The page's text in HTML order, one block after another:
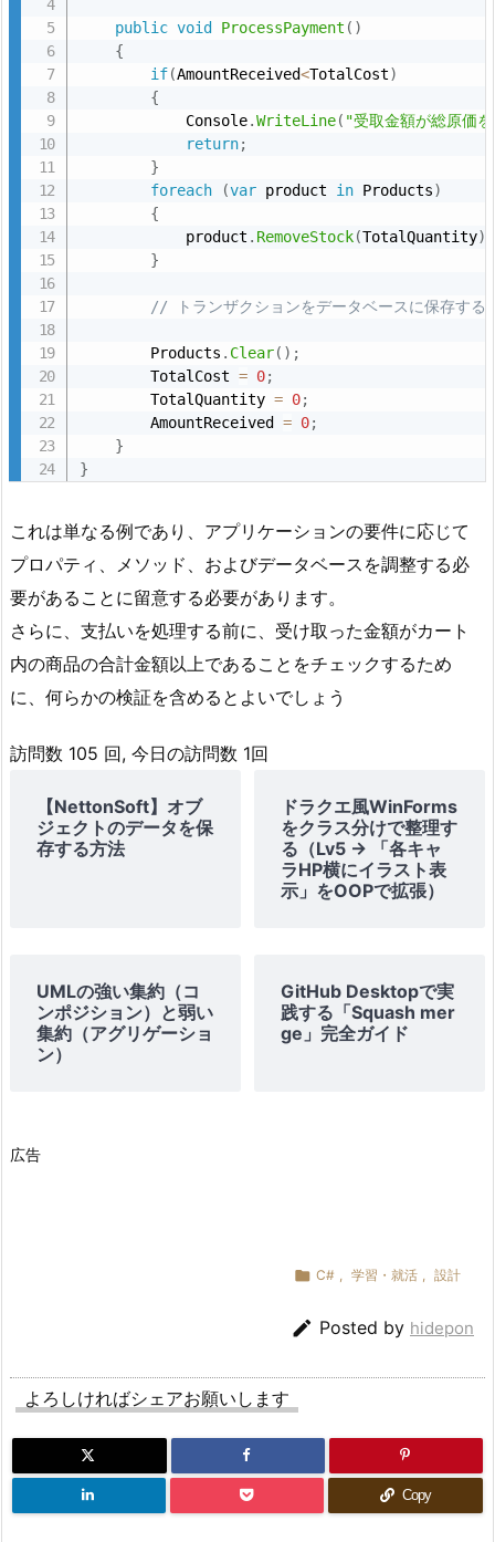
public void ProcessPayment ( )
{
if(AmountReceived<TotalCost)
{
            Console
.WriteLine( "受取金額が総原価
return;
}
foreach
(var product in Products)
{
            product
. RemoveStock(TotalQuantity)
}
// トランザクションをデータベースに保存する
        Products
. Clear( ) ;
        TotalCost
= 0;
        TotalQuantity
= 0;
        AmountReceived
= 0;
}
}
これは単なる例であり、アプリケーションの要件に応じて
プロパティ、メソッド、およびデータベースを調整する必
要があることに留意する必要があります。
さらに、支払いを処理する前に、受け取った金額がカート
内の商品の合計金額以上であることをチェックするため
に、何らかの検証を含めるとよいでしょう
訪問数 105 回, 今日の訪問数 1回
【NettonSoft】オブ
ジェクトのデータを保
存する方法
ドラクエ風WinForms
をクラス分けで整理す
る（Lv5 → 「各キャ
ラHP横にイラスト表
示」をOOPで拡張）
UMLの強い集約（コ
ンポジション）と弱い
集約（アグリゲーショ
ン）
GitHub Desktopで実
践する「Squash mer
ge」完全ガイド
広告
 C# 学習・就活 設計
 Posted by hidepon
よろしければシェアお願いします
Copy